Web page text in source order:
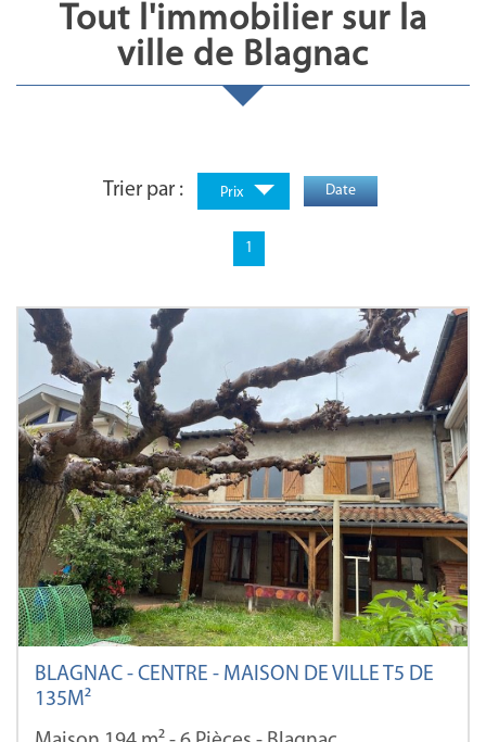
Tout l'immobilier sur la
ville de Blagnac
Trier par : Prix Date
1
BLAGNAC - CENTRE - MAISON DE VILLE T5 DE
135M²